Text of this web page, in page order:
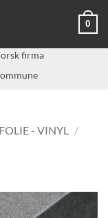
0
firma
FOLIE - VINYL
/